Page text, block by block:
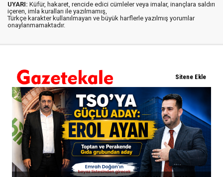
UYARI: Küfür, hakaret, rencide edici cümleler veya imalar, inançlara saldırı
içeren, imla kuralları ile yazılmamış,
Türkçe karakter kullanılmayan ve büyük harflerle yazılmış yorumlar
onaylanmamaktadır.